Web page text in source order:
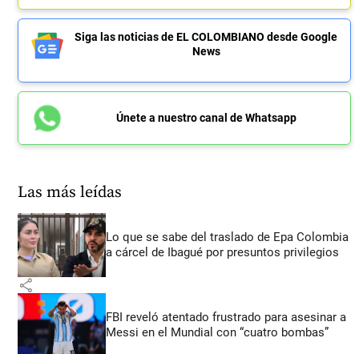
Siga las noticias de EL COLOMBIANO desde Google
News
Únete a nuestro canal de Whatsapp
Las más leídas
Lo que se sabe del traslado de Epa Colombia
a cárcel de Ibagué por presuntos privilegios
share
FBI reveló atentado frustrado para asesinar a
Messi en el Mundial con “cuatro bombas”